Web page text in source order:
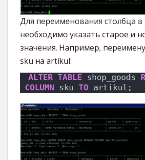
Для переименования столбца в
необходимо указать старое и
значения. Например,
sku на artikul:
ALTER TABLE shop_goods
COLUMN sku TO artikul;